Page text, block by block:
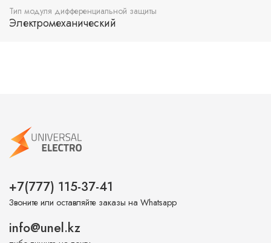
Тип модуля дифференциальной защиты
Электромеханический
+7(777) 115-37-41
Звоните или оставляйте заказы на Whatsapp
info@unel.kz